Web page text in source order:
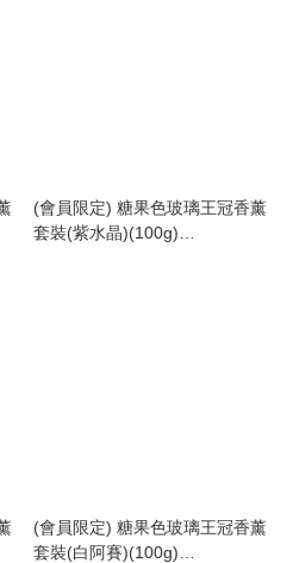
(會員限定) 糖果色玻璃王冠香薰
套裝(紫水晶)(100g)
(會員限定) 糖果色玻璃王冠香薰
套裝(白阿賽)(100g)